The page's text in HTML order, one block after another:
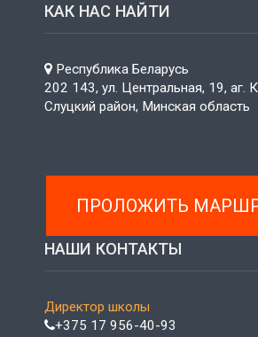
КАК НАС НАЙТИ
Республика Беларусь
202 143, ул. Центральная, 19, аг.
Слуцкий район, Минская область
ПРОЛОЖИТЬ
НАШИ КОНТАКТЫ
Директор школы
+375 17 956-40-93